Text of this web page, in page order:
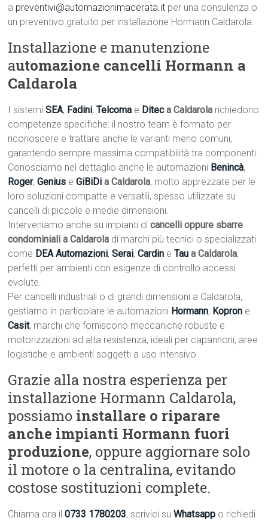
a preventivi@automazionimacerata.it per una consulenza o
un preventivo gratuito per installazione Hormann Caldarola.
Installazione e manutenzione
automazione cancelli Hormann a
Caldarola
I sistemiSEA, Fadini,Telcoma e Diteca Caldarola richiedono
competenze specifiche: il nostro team è formato per
riconoscere e trattare anche le varianti meno comuni,
garantendo sempre massima compatibilità tra componenti.
Conosciamo nel dettaglio anche le automazioni Benincà,
Roger,Genius eGiBiDi a Caldarola, molto apprezzate per le
loro soluzioni compatte e versatili, spesso utilizzate su
cancelli di piccole e medie dimensioni.
Interveniamo anche su impianti dicancelli oppure sbarre
condominiali a Caldarola di marchi più tecnici o specializzati
come DEA Automazioni,Serai,Cardin eTau a Caldarola,
perfetti per ambienti con esigenze di controllo accessi
evolute.
Per cancelli industriali o di grandi dimensioni a Caldarola,
gestiamo in particolare le automazioni Hormann, Kopron e
Casit, marchi che forniscono meccaniche robuste e
motorizzazioni ad alta resistenza, ideali per capannoni, aree
logistiche e ambienti soggetti a uso intensivo.
Grazie alla nostra esperienza per
installazione Hormann Caldarola,
possiamo installare o riparare
anche impianti Hormann fuori
produzione, oppure aggiornare solo
il motore o la centralina, evitando
costose sostituzioni complete.
Chiama ora il0733 1780203, scrivici suWhatsapp o richiedi